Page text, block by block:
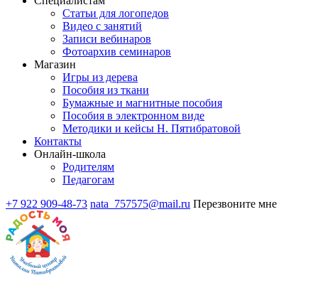
Статьи для логопедов
Видео с занятий
Записи вебинаров
Фотоархив семинаров
Магазин
Игры из дерева
Пособия из ткани
Бумажные и магнитные пособия
Пособия в электронном виде
Методики и кейсы Н. Пятибратовой
Контакты
Онлайн-школа
Родителям
Педагогам
+7 922 909-48-73 nata_757575@mail.ru Перезвоните мне